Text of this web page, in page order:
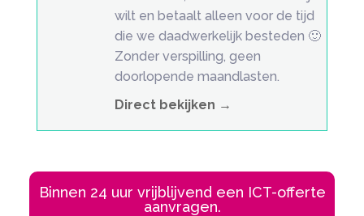
wilt en betaalt alleen voor de tijd
die we daadwerkelijk besteden 🙂
Zonder verspilling, geen
doorlopende maandlasten.
Direct bekijken →
Binnen 24 uur vrijblijvend een ICT-offerte
aanvragen.